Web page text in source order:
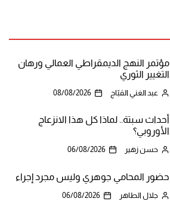
مؤتمر النهج الديمقراطي العمالي ورهان
التغيير الثوري
عبد الغني القبّاج 08/08/2026
أحداث سبتة.. لماذا كل هذا الانزعاج
الأوروبي؟
حسن زهير 06/08/2026
حضور المحامي جوهري وليس مجرد إجراء
جلال الطاهر 06/08/2026